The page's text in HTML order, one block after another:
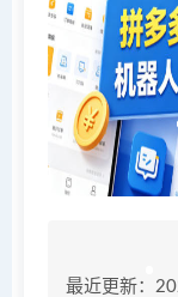
最近更新：